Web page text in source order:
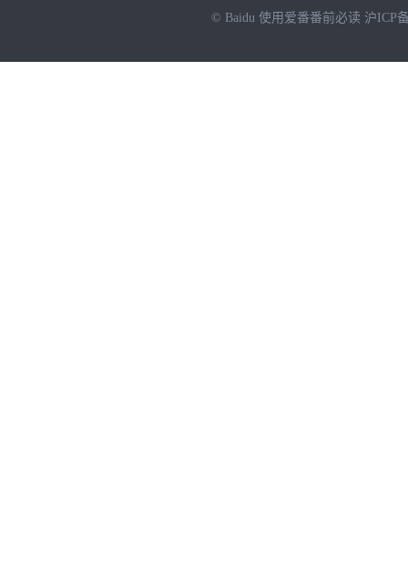
© Baidu 使用爱番番前必读 沪ICP